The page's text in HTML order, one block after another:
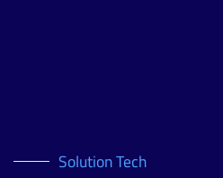
Solution Tech